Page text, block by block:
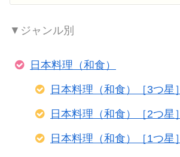
▼ジャンル別
日本料理（和食）
日本料理（和食）［3つ星］
日本料理（和食）［2つ星］
日本料理（和食）［1つ星］